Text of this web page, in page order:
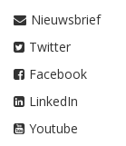
Nieuwsbrief
Twitter
Facebook
LinkedIn
Youtube